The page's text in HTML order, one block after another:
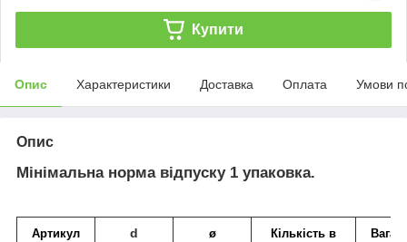
Купити
Опис Характеристики Доставка Оплата Умови
Опис
Мінімальна норма відпуску 1 упаковка.
Артикул d ø
Кількість в
Вага